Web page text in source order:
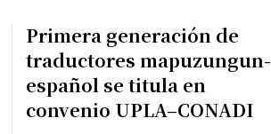
Primera generación de
traductores mapuzungun-
español se titula en
convenio UPLA–CONADI